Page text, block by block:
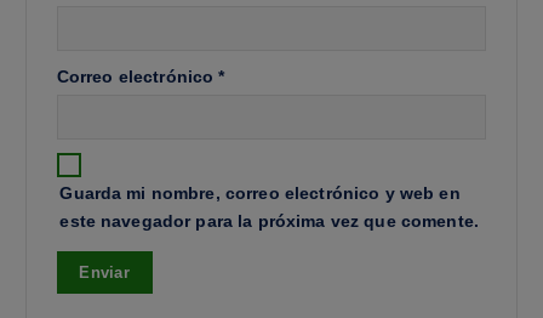
Correo electrónico*
Guarda mi nombre, correo electrónico y web en
este navegador para la próxima vez que comente.